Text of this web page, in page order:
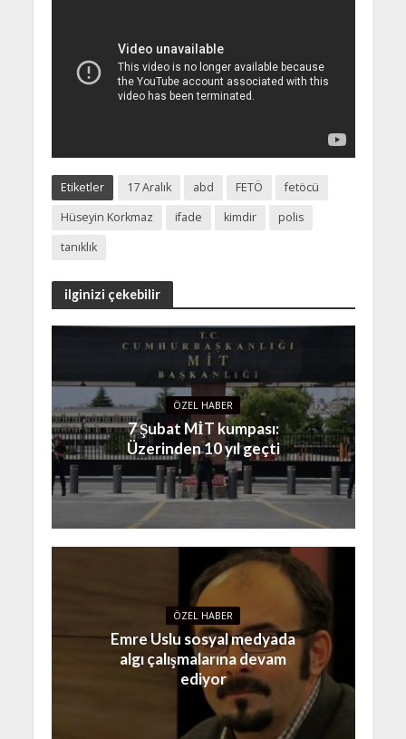
Etiketler 17 Aralık abd FETÖ
fetöcü
Hüseyin Korkmaz
ifade kimdir
polis
tanıklık
ilginizi çekebilir
ÖZEL HABER
7 Şubat MİT kumpası:
Üzerinden 10 yıl geçti
ÖZEL HABER
Emre Uslu sosyal medyada
algı çalışmalarına devam
ediyor